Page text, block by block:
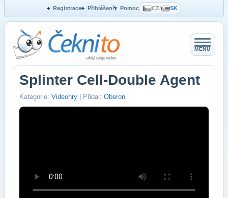
Registrace Přihlášení Pomoc CZ/ SK
MENU
Splinter Cell-Double Agent
Kategorie: Videohry | Přidal: Oberon